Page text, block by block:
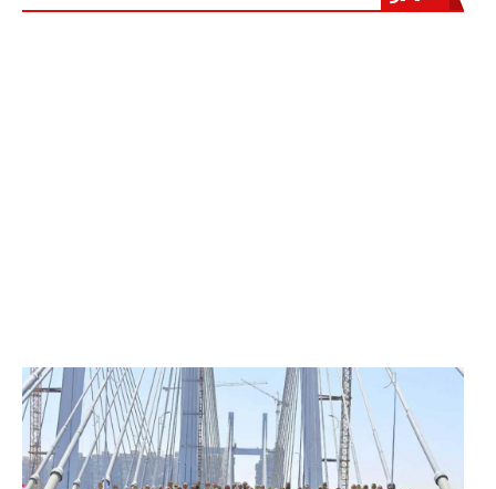
الرئيس عبد الفتاح السيسي يفتتح محور روض الفرج
وكوبري تحيا مصر